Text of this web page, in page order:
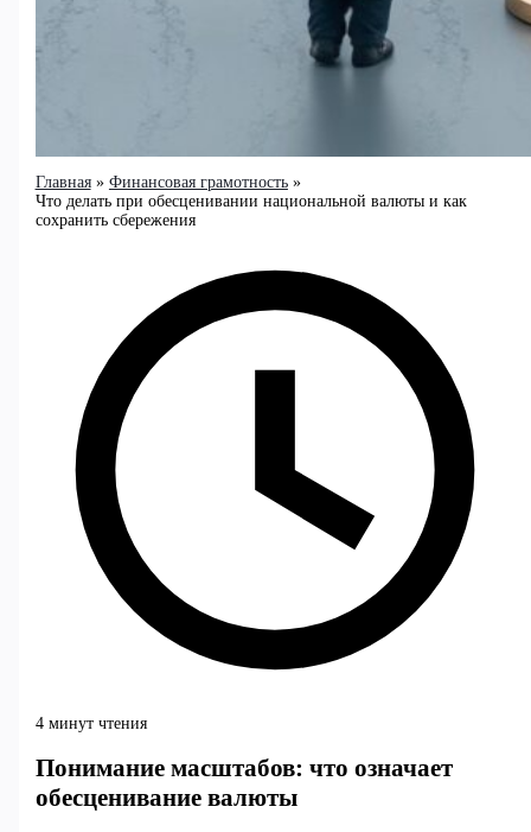
Главная
Финансовая грамотность
Что делать при обесценивании национальной валюты и как
сохранить сбережения
4 минут чтения
Понимание масштабов: что означает
обесценивание валюты